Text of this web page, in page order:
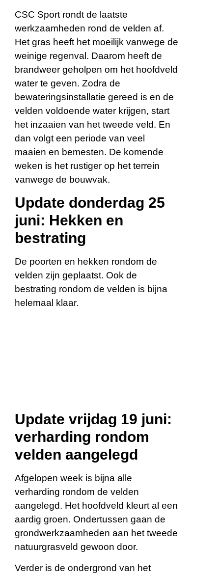
CSC Sport rondt de laatste
werkzaamheden rond de velden af.
Het gras heeft het moeilijk vanwege de
weinige regenval. Daarom heeft de
brandweer geholpen om het hoofdveld
water te geven. Zodra de
bewateringsinstallatie gereed is en de
velden voldoende water krijgen, start
het inzaaien van het tweede veld. En
dan volgt een periode van veel
maaien en bemesten. De komende
weken is het rustiger op het terrein
vanwege de bouwvak.
Update donderdag 25
juni: Hekken en
bestrating
De poorten en hekken rondom de
velden zijn geplaatst. Ook de
bestrating rondom de velden is bijna
helemaal klaar.
Update vrijdag 19 juni:
verharding rondom
velden aangelegd
Afgelopen week is bijna alle
verharding rondom de velden
aangelegd. Het hoofdveld kleurt al een
aardig groen. Ondertussen gaan de
grondwerkzaamheden aan het tweede
natuurgrasveld gewoon door.
Verder is de ondergrond van het